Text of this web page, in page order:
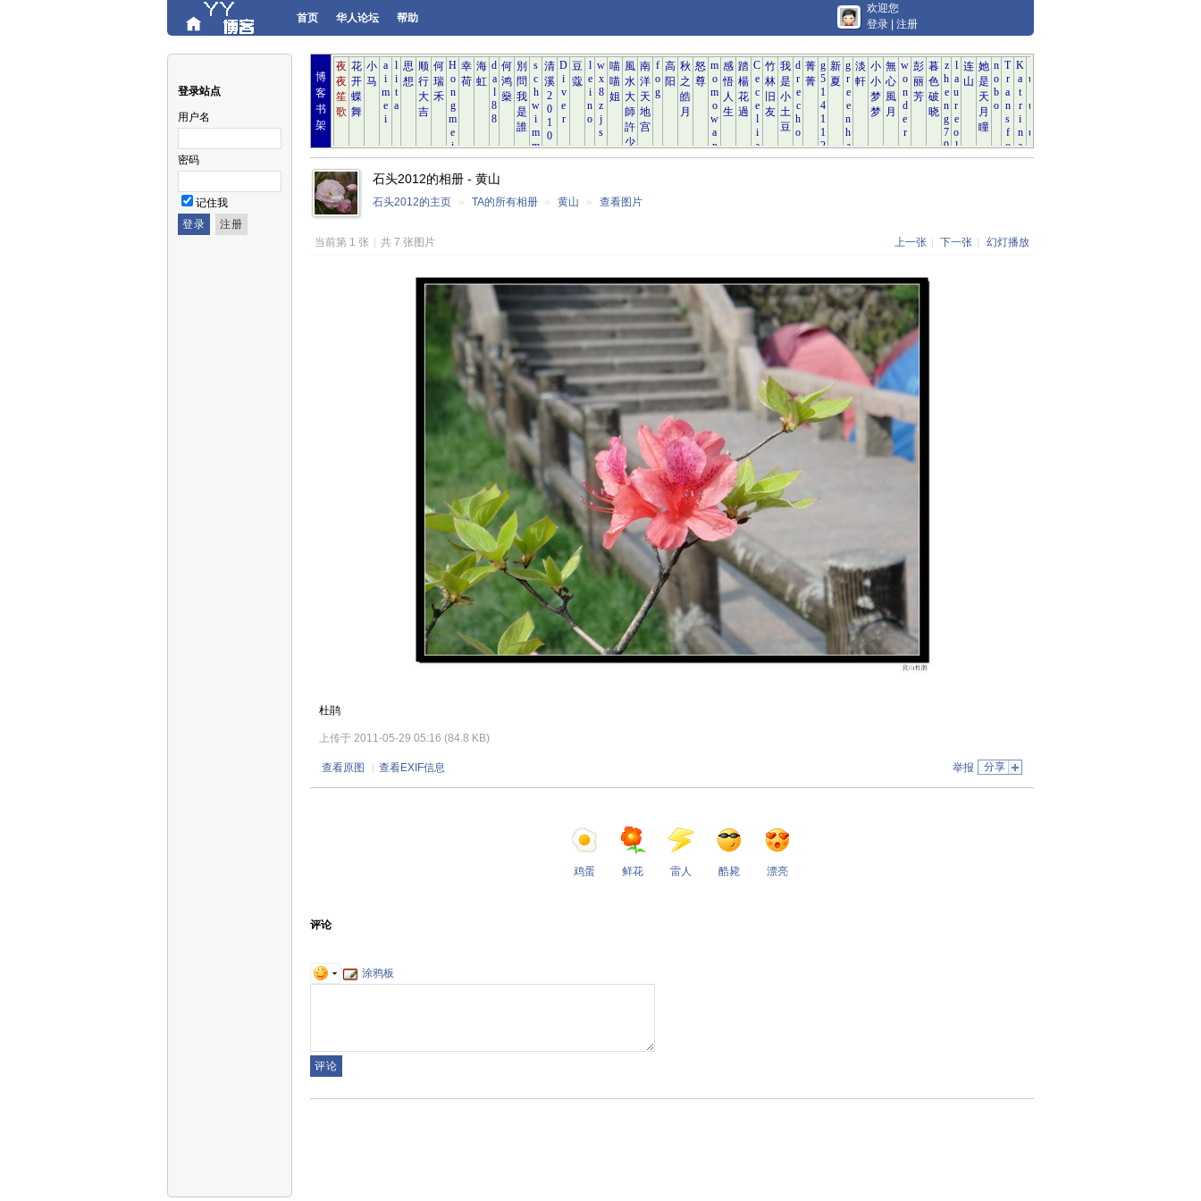
首页 华人论坛 帮助
欢迎您
登录
注册
登录站点
用户名
密码
记住我
博
客
书
架
石头2012的相册 - 黄山
石头2012的主页 » TA的所有相册 » 黄山 » 查看图片
上一张 下一张 幻灯播放
当前第 1 张 共 7 张图片
杜鹃
上传于 2011-05-29 05:16 (84.8 KB)
查看原图 查看EXIF信息 分享
举报
鸡蛋 鲜花 雷人 酷毙 漂亮
评论
涂鸦板